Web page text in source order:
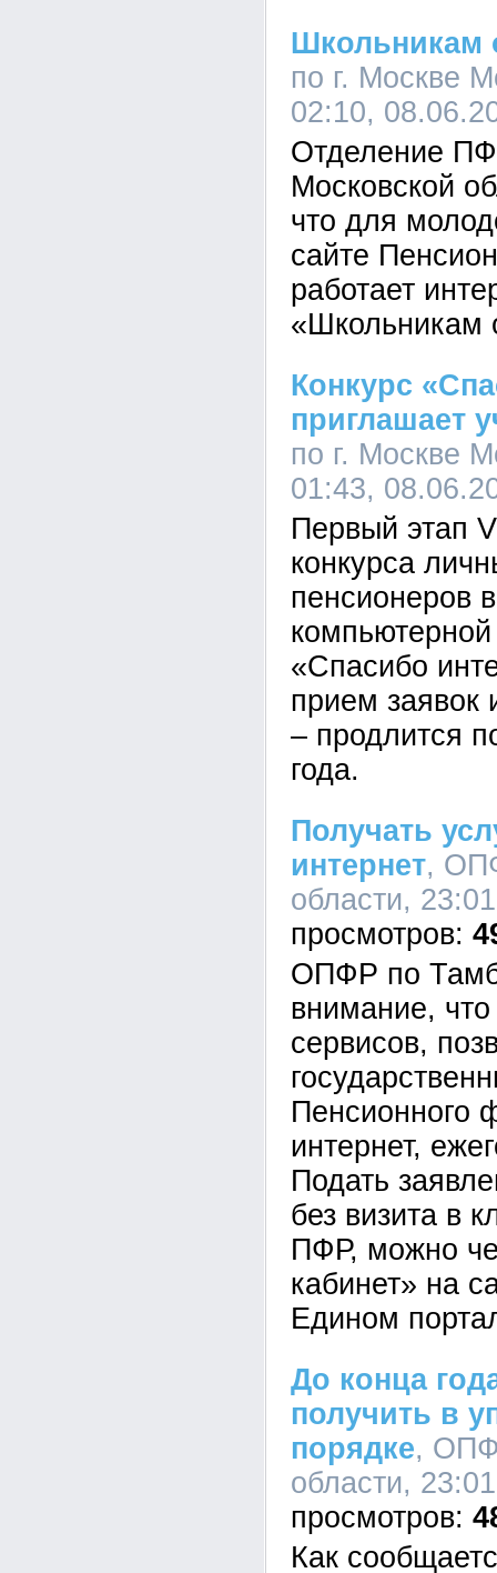
Школьникам
по г. Москве
02:10,
Отделение
Московской
что для
сайте
работает
«Школьникам
Конкурс
приглашает
по г. Москве
01:43,
Первый этап
конкурса
пенсионеров
компьютерной
«Спасибо
прием заявок
– продлится
года.
Получать
интернет,
области,
ОПФР по
внимание,
сервисов,
Пенсионного
интернет,
Подать
без визита в
ПФР, можно
кабинет» на
Едином
До конца
получить в
порядке,
области,
Как